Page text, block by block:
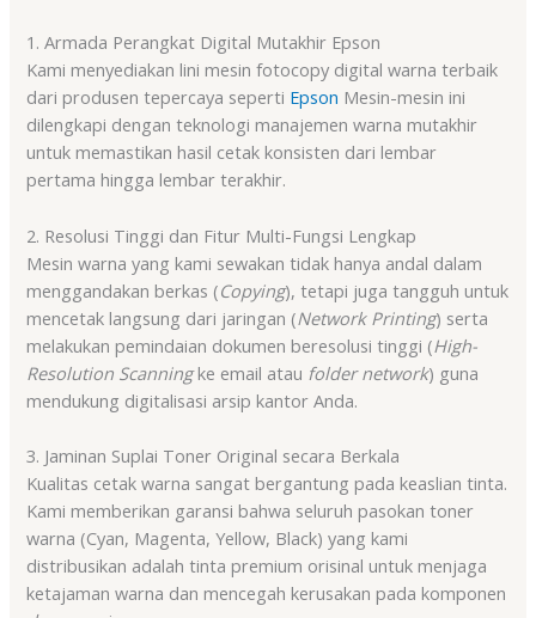
1. Armada Perangkat Digital Mutakhir Epson
Kami menyediakan lini mesin fotocopy digital warna terbaik
dari produsen tepercaya seperti Epson Mesin-mesin ini
dilengkapi dengan teknologi manajemen warna mutakhir
untuk memastikan hasil cetak konsisten dari lembar
pertama hingga lembar terakhir.
2. Resolusi Tinggi dan Fitur Multi-Fungsi Lengkap
Mesin warna yang kami sewakan tidak hanya andal dalam
menggandakan berkas (Copying), tetapi juga tangguh untuk
mencetak langsung dari jaringan (Network Printing) serta
melakukan pemindaian dokumen beresolusi tinggi (High-
Resolution Scanningke email atau folder network) guna
mendukung digitalisasi arsip kantor Anda.
3. Jaminan Suplai Toner Original secara Berkala
Kualitas cetak warna sangat bergantung pada keaslian tinta.
Kami memberikan garansi bahwa seluruh pasokan toner
warna (Cyan, Magenta, Yellow, Black) yang kami
distribusikan adalah tinta premium orisinal untuk menjaga
ketajaman warna dan mencegah kerusakan pada komponen